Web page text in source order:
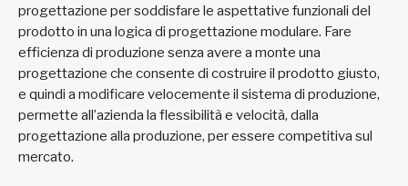
progettazione per soddisfare le aspettative funzionali del
prodotto in una logica di progettazione modulare. Fare
efficienza di produzione senza avere a monte una
progettazione che consente di costruire il prodotto giusto,
e quindi a modificare velocemente il sistema di produzione,
permette all’azienda la flessibilità e velocità, dalla
progettazione alla produzione, per essere competitiva sul
mercato.